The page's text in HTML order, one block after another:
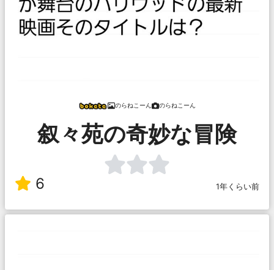
のらねこーん のらねこーん
叙々苑の奇妙な冒険
6 1年くらい前